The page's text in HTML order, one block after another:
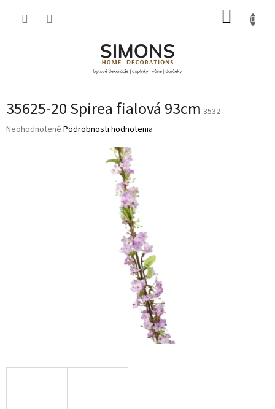
35625-20 Spirea fialová 93cm 3532
Priemerné
Neohodnotené Podrobnosti hodnotenia